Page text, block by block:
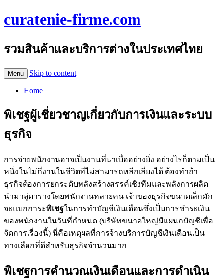
curatenie-firme.com
รวมสินค้าและบริการต่างในประเทศไทย
Menu Skip to content
Home
พิเชฐผู้เชี่ยวชาญเกี่ยวกับการเงินและระบบ
ธุรกิจ
การจ่ายพนักงานอาจเป็นงานที่น่าเบื่ออย่างยิ่ง อย่างไรก็ตามเป็น
หนึ่งในไม่กี่งานในชีวิตที่ไม่สามารถหลีกเลี่ยงได้ ต้องทำถ้า
ธุรกิจต้องการยกระดับพลังสร้างสรรค์เชิงทีมและพลังการผลิต
นำมาสู่ตารางโดยพนักงานหลายคน เจ้าของธุรกิจขนาดเล็กมัก
จะแบกภาระพิเชฐในการทำบัญชีเงินเดือนซึ่งเป็นการชำระเงิน
ของพนักงานในวันที่กำหนด (บริษัทขนาดใหญ่มีแผนกบัญชีเพื่อ
จัดการเรื่องนี้) นี่คือเหตุผลที่การจ้างบริการบัญชีเงินเดือนเป็น
ทางเลือกที่ดีสำหรับธุรกิจจำนวนมาก
พิเชฐการคำนวณเงินเดือนและการดำเนิน